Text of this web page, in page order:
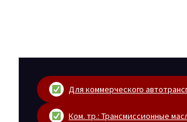
Для коммерческого
Ком. тр.: Трансмиссионные